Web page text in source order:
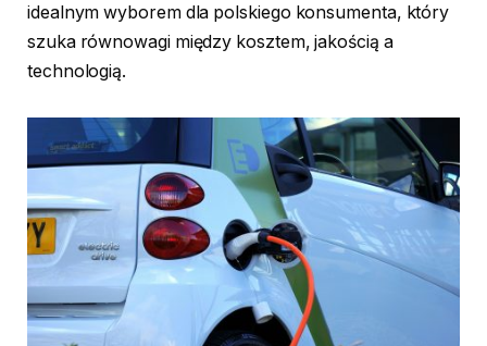
idealnym wyborem dla polskiego konsumenta, który
szuka równowagi między kosztem, jakością a
technologią.